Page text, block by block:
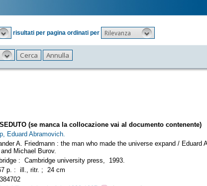
risultati per pagina ordinati per Rilevanza